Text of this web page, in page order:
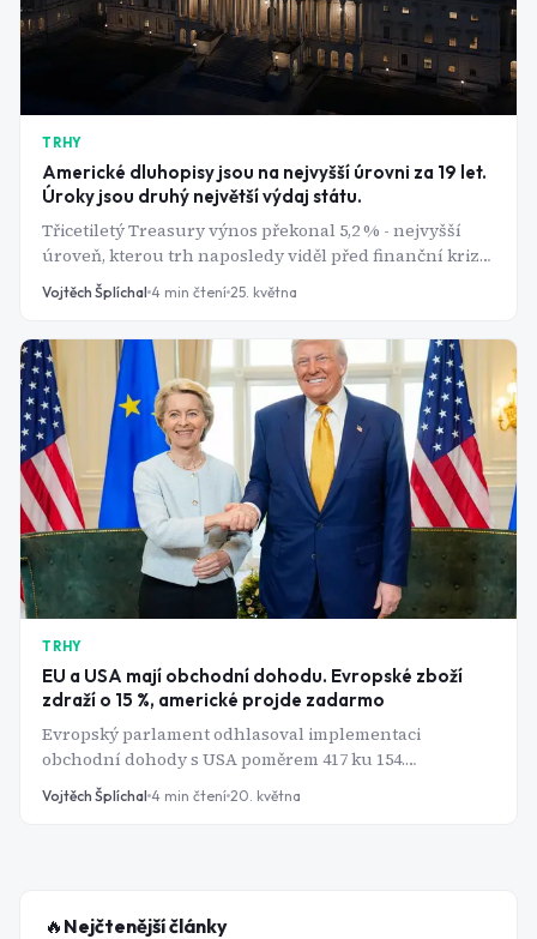
TRHY
Americké dluhopisy jsou na nejvyšší úrovni za 19 let.
Úroky jsou druhý největší výdaj státu.
Třicetiletý Treasury výnos překonal 5,2 % - nejvyšší
úroveň, kterou trh naposledy viděl před finanční krizí
v roce 2007. Za tím stojí tři věci zároveň: válka v Íránu,
která znovu roztočila inflaci, vládní deficit přesahující
věřit, že Washington situaci zvládne.
Vojtěch Šplíchal 4 min čtení 25. května
TRHY
EU a USA mají obchodní dohodu. Evropské zboží
zdraží o 15 %, americké projde zadarmo
Evropský parlament odhlasoval implementaci
obchodní dohody s USA poměrem 417 ku 154.
Transatlantický obchod v hodnotě 1,9 bilionu dolarů
má mít konečně jasná pravidla - jenže asymetrie
Vojtěch Šplíchal 4 min čtení 20. května
🔥 Nejčtenější články